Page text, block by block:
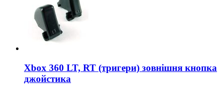
Xbox 360 LT, RT (тригери) зовнішня кнопка
джойстика